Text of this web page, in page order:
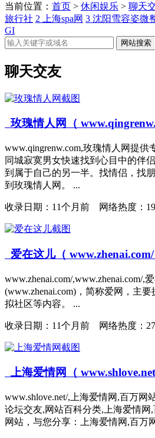
当前位置： 首页 > 休闲娱乐 > 聊天
旅行社 2 上海spa网 3 沈阳雪容姿微
GI
网站搜索
聊天交友
玫瑰情人网（
www.qingrenw.com,玫瑰情人网提
同城寂寞男女快速找到心目中的伴
到属于自己的另一半。找情侣，找
到玫瑰情人网。 ...
收录日期： 11个月前 网络热度：
爱在这儿（ www.zhenai.com/
www.zhenai.com/,www.zhenai.com/,
(www.zhenai.com)，简称爱网，主
拟社区等内容。 ...
收录日期： 11个月前 网络热度：
上海爱情网（
www.shlove.net/,上海爱情网,百万网
论坛交友,网站百科分类,上海爱情网
网站，与您分享：上海爱情网,百万